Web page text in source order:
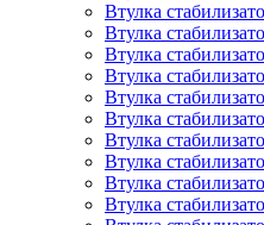
Втулка
Втулка
Втулка
Втулка
Втулка
Втулка
Втулка
Втулка
Втулка
Втулка